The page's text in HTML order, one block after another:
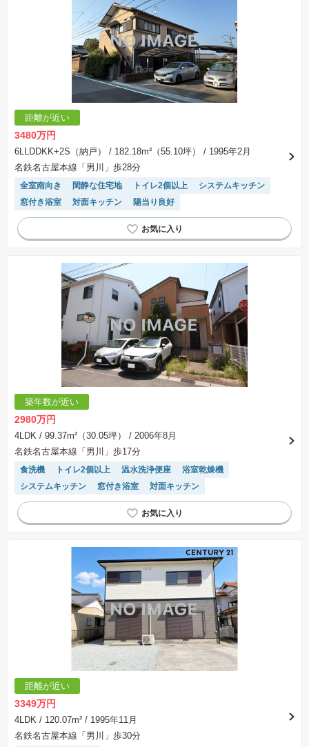
距離が近い
3480万円
6LLDDKK+2S（納戸） / 182.18m²（55.10坪）
/ 1995年2月
名鉄名古屋本線「男川」歩28分
全室南向き 閑静な住宅地 トイレ2個以上
システムキッチン
窓付き浴室
対面キッチン 陽当り良好
築年数が近い
2980万円
4LDK / 99.37m²（30.05坪）
/ 2006年8月
名鉄名古屋本線「男川」歩17分
食洗機 トイレ2個以上 温水洗浄便座
浴室乾燥機
システムキッチン
窓付き浴室 対面キッチン
距離が近い
3349万円
4LDK / 120.07m² / 1995年11月
名鉄名古屋本線「男川」歩30分